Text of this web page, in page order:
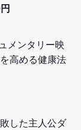
メンタリー映
高める健康法
した主人公ダ